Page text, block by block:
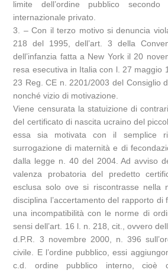
limite dell’ordine pubblico
internazionale privato.
3. – Con il terzo motivo si denuncia
218 del 1995, dell’art. 3 della
dell’infanzia fatta a New York il 20
resa esecutiva in Italia con l. 27 maggio
23 Reg. CE n. 2201/2003 del Consiglio
nonché vizio di motivazione.
Viene censurata la statuizione di
del certificato di nascita ucraino del
essa sia motivata con il semplice
surrogazione di maternità e di
dalla legge n. 40 del 2004. Ad avviso
valenza probatoria del predetto
esclusa solo ove si riscontrasse nella
disciplina l’accertamento del rapporto di
una incompatibilità con le norme di
sensi dell’art. 16 l. n. 218, cit., ovvero
d.P.R. 3 novembre 2000, n. 396
civile. E l’ordine pubblico, essi
c.d. ordine pubblico interno, cioè